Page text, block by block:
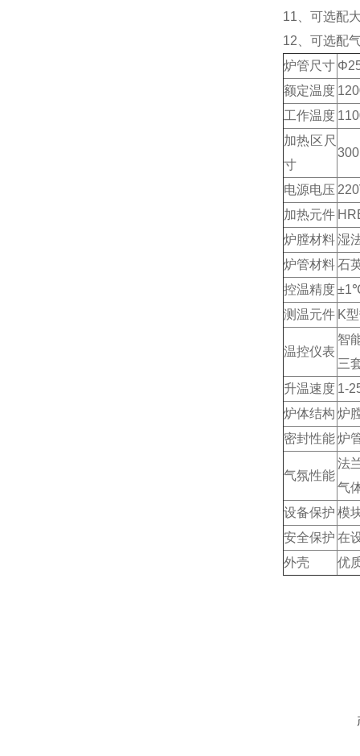
11、可选配
12、可选配
炉管尺寸
额定温度
工作温度
加热区尺
寸
电源电压
加热元件
炉膛材料 湿
炉管材料 石
控温精度
测温元件 K
温控仪表
智
三
升温速度 1-
炉体结构 炉
密封性能 炉
气氛性能
法
气
设备保护 模
安全保护 在
外壳
优